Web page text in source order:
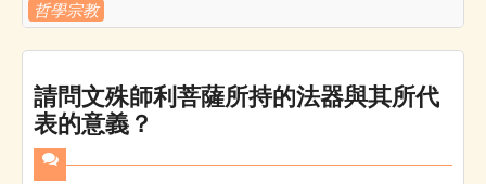
哲學宗教
請問文殊師利菩薩所持的法器與其所代
表的意義？